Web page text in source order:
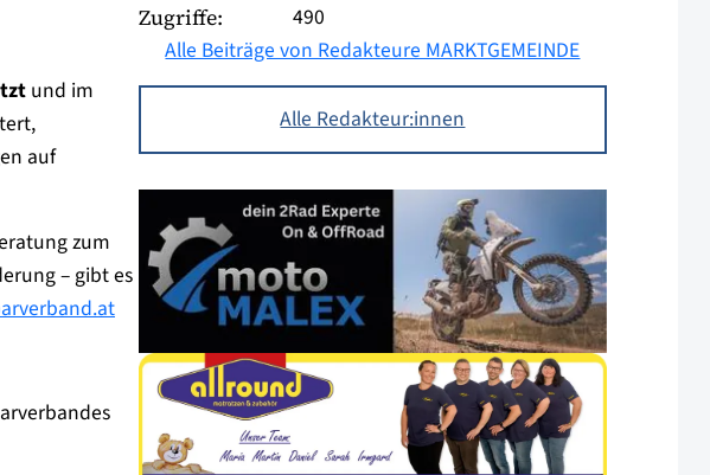
und im
auf
zum
– gibt es
Zugriffe:
490
Alle Beiträge von Redakteure MARKTGEMEINDE
Alle Redakteur:innen